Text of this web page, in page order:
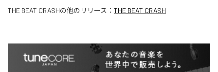
THE BEAT CRASHの他のリリース： THE BEAT CRASH